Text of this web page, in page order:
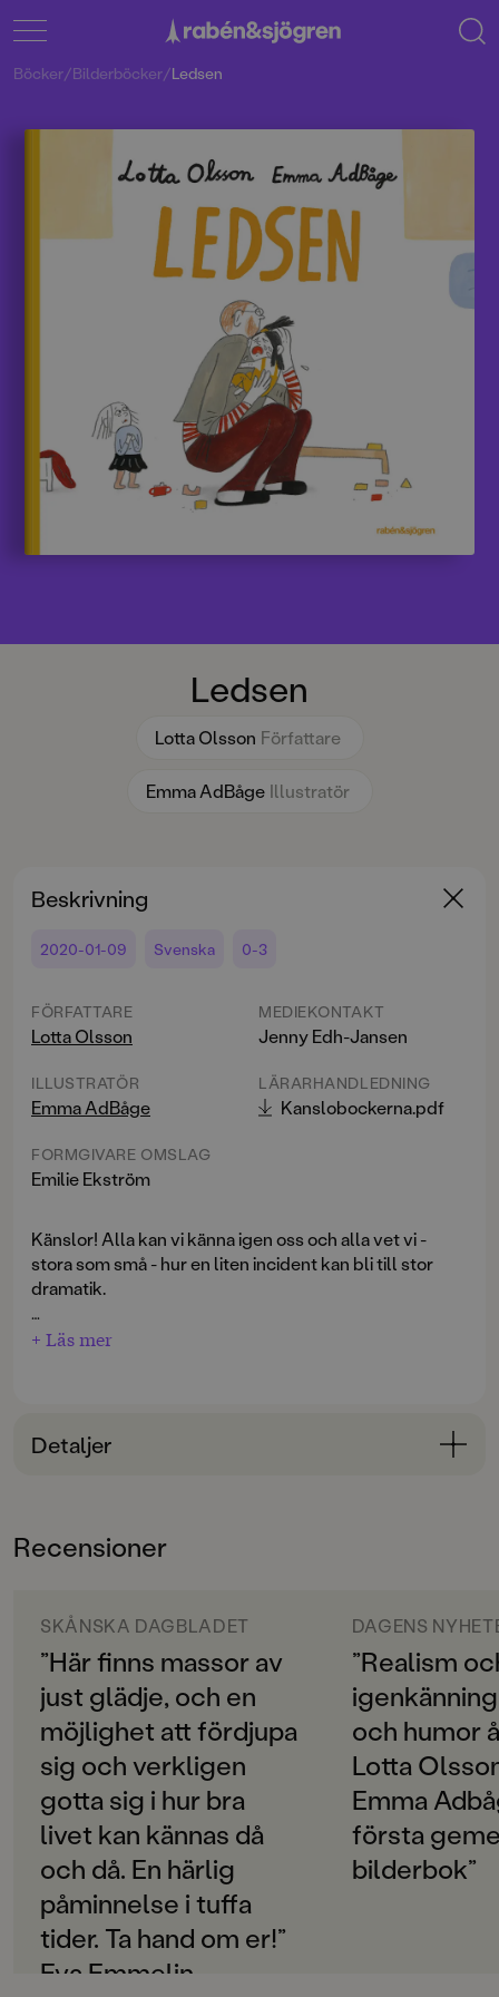
Ledsen
Lotta Olsson Författare
Emma AdBåge Illustratör
Böcker/Bilderböcker/Ledsen
Beskrivning
2020-01-09 Svenska 0-3
FÖRFATTARE
Lotta Olsson
ILLUSTRATÖR
Emma AdBåge
FORMGIVARE OMSLAG
Emilie Ekström
MEDIEKONTAKT
Jenny Edh-Jansen
LÄRARHANDLEDNING
Kanslobockerna.pdf
Känslor! Alla kan vi känna igen oss och alla vet vi -
stora som små - hur en liten incident kan bli till stor
dramatik.
Drömduon Lotta Olsson och Emma Adbåge skapar nu
LEDSEN
upptäcker hur en av kompisarna tar hennes älskade
och rörelser är ömsom tydliga, ömsom subtila. Och vi
drar en lättnadens suck när försoningen kommer på
Med genial precision, utan ett enda överflödigt ord
eller pennstreck, förmedlar Lotta Olsson och Emma
mellan barn och vuxna. Handling, miljö och typer är
utmejslade in i minsta detalj - helt magiskt!
LEDSEN är en bilderbok att läsa om och om igen och
att prata om tillsammans. En blivande klassiker!
+ Läs mer
Detaljer
0-3
Svenska
SPRÅK
Svenska
PUBLICERINGSDATUM
2020-01-09
Produktion
PAPPER
Munken Polar
MILJÖMÄRKNING
Ja
Recensioner
SKÅNSKA DAGBLADET
”Här finns massor av
just glädje, och en
möjlighet att fördjupa
sig och verkligen
gotta sig i hur bra
livet kan kännas då
och då. En härlig
påminnelse i tuffa
tider. Ta hand om er!”
Eva Emmelin
DAGENS
”Realism
och humor
Lotta
Emma
första
bilderbok”